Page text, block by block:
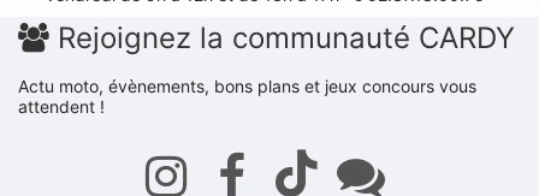
Rejoignez la communauté CARDY
Actu moto, évènements, bons plans et jeux concours vous
attendent !